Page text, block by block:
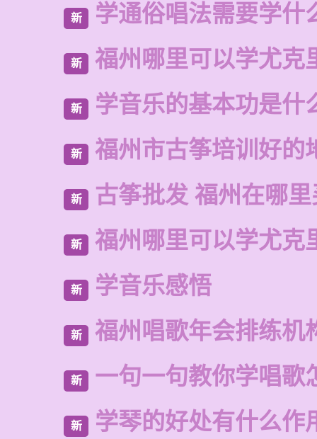
新 学通俗唱法需要学什
新 福州哪里可以学尤克
新 学音乐的基本功是什
新 福州市古筝培训好的
新 古筝批发 福州在哪
新 福州哪里可以学尤克
新 学音乐感悟
新 福州唱歌年会排练机
新 一句一句教你学唱歌
新 学琴的好处有什么作